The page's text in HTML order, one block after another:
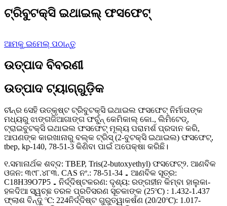
ଟ୍ରିବୁଟକ୍ସି ଇଥାଇଲ୍ ଫସଫେଟ୍
ଆମକୁ ଇମେଲ୍ ପଠାନ୍ତୁ
ଉତ୍ପାଦ ବିବରଣୀ
ଉତ୍ପାଦ ଟ୍ୟାଗ୍‌ଗୁଡ଼ିକ
ଚୀନ୍‌ର ସେହି ଉତ୍କୃଷ୍ଟ ଟ୍ରିବୁଟକ୍ସି ଇଥାଇଲ ଫସଫେଟ୍ ନିର୍ମାତାଙ୍କ
ମଧ୍ୟରୁ ଝାଙ୍ଗଜିଆଗାଙ୍ଗ ଫର୍ଚୁନ୍ କେମିକାଲ୍ କୋ., ଲିମିଟେଡ୍,
ଟ୍ରାଇବୁଟକ୍ସି ଇଥାଇଲ ଫସଫେଟ୍ ମୂଲ୍ୟ ପରାମର୍ଶ ପ୍ରଦାନ କରି,
ଆପଣଙ୍କ କାରଖାନାରୁ ବଲ୍କ ଟ୍ରିସ୍ (2-ବୁଟକ୍ସି ଇଥାଇଲ) ଫସଫେଟ୍,
tbep, kp-140, 78-51-3 କିଣିବା ପାଇଁ ଅପେକ୍ଷା କରିଛି।
୧.ସମାନାର୍ଥକ ଶବ୍ଦ: TBEP, Tris(2-butoxyethyl) ଫସଫେଟ୍୨. ଆଣବିକ
ଓଜନ: ୩୯୮.୪୮୩. CAS ନଂ.: 78-51-34．ଆଣବିକ ସୂତ୍ର:
C18H39O7P5．ନିର୍ଦ୍ଦିଷ୍ଟକରଣ: ଦୃଶ୍ୟ: ରଙ୍ଗହୀନ କିମ୍ବା ହାଲୁକା-
ହଳଦିଆ ସ୍ୱଚ୍ଛ ତରଳ ପ୍ରତିସରଣ ସୂଚକାଙ୍କ (25℃) : 1.432-1.437
ଫ୍ଲାଶ ବିନ୍ଦୁ ℃: 224ନିର୍ଦ୍ଦିଷ୍ଟ ଗୁରୁତ୍ୱାକର୍ଷଣ (20/20℃): 1.017-